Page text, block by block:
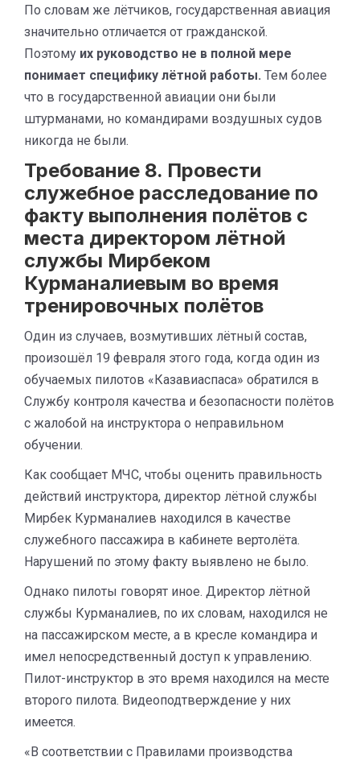
По словам же лётчиков, государственная авиация
значительно отличается от гражданской.
Поэтому их руководство не в полной мере
понимает специфику лётной работы. Тем более
что в государственной авиации они были
штурманами, но командирами воздушных судов
никогда не были.
Требование 8. Провести
служебное расследование по
факту выполнения полётов с
места директором лётной
службы Мирбеком
Курманалиевым во время
тренировочных полётов
Один из случаев, возмутивших лётный состав,
произошёл 19 февраля этого года, когда один из
обучаемых пилотов «Казавиаспаса» обратился в
Службу контроля качества и безопасности полётов
с жалобой на инструктора о неправильном
обучении.
Как сообщает МЧС, чтобы оценить правильность
действий инструктора, директор лётной службы
Мирбек Курманалиев находился в качестве
служебного пассажира в кабинете вертолёта.
Нарушений по этому факту выявлено не было.
Однако пилоты говорят иное. Директор лётной
службы Курманалиев, по их словам, находился не
на пассажирском месте, а в кресле командира и
имел непосредственный доступ к управлению.
Пилот-инструктор в это время находился на месте
второго пилота. Видеоподтверждение у них
имеется.
«В соответствии с Правилами производства